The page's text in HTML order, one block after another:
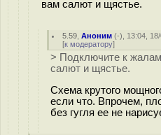
вам салют и щястье.
5.59 ,Аноним (-), 13:04,
[к модератору]
> Подключите к
салют и щястье.
Схема крутого
если что. Впрочем,
без гугля ее не